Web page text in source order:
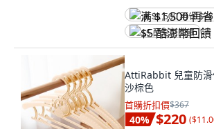
满 $1,500 再省
$5 酷澎幣回饋
AttiRabbit 兒童防
沙棕色
首購折扣價$367
40% $220 (